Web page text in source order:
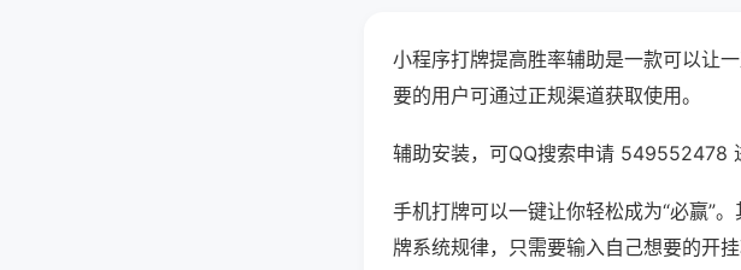
小程序打牌提高胜率辅助是一款可以让
要的用户可通过正规渠道获取使用。
辅助安装，可QQ搜索申请 549552478
手机打牌可以一键让你轻松成为“必赢”
牌系统规律，只需要输入自己想要的开